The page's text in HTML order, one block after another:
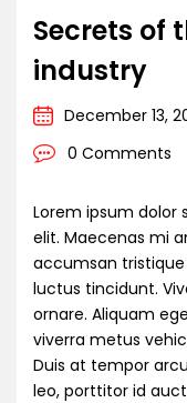
Secrets of
industry
December 13,
0 Comments
Lorem ipsum dolor
elit. Maecenas mi
accumsan
luctus tincidunt.
ornare. Aliquam
viverra metus
Duis at tempor
leo, porttitor id